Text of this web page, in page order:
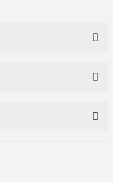
öneri formunu kullanarak